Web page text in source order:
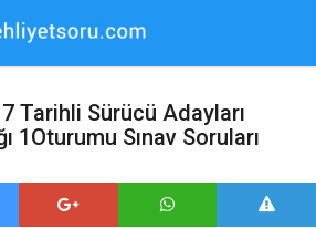
Tarihli Sürücü Adayları
1Oturumu Sınav Soruları